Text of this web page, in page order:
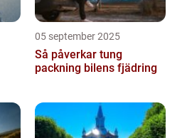
05 september 2025
Så påverkar tung
packning bilens fjädring